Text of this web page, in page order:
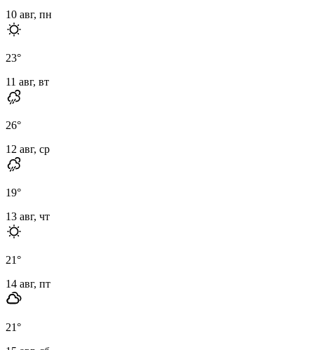
10 авг, пн
23°
11 авг, вт
26°
12 авг, ср
19°
13 авг, чт
21°
14 авг, пт
21°